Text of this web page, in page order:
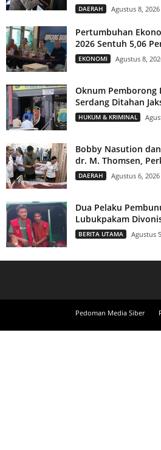
DAERAH Agustus 8, 2026
Pertumbuhan
2026 Sentuh 5,06
EKONOMI Agustus 8,
Oknum Pemborong
Serdang Ditahan
HUKUM & KRIMINAL
Bobby Nasution
dr. M. Thomsen,
DAERAH Agustus 6, 2026
Dua Pelaku
Lubukpakam
BERITA UTAMA Agustus
Pedoman Media Siber